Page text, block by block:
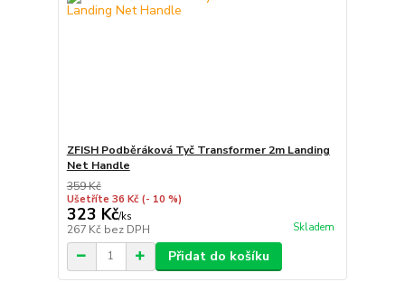
ZFISH Podběráková Tyč Transformer 2m Landing
Net Handle
359 Kč
Ušetříte 36 Kč (- 10 %)
323 Kč/ks
267 Kč bez DPH Skladem
Přidat do košíku